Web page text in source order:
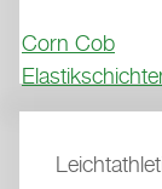
Corn Cob